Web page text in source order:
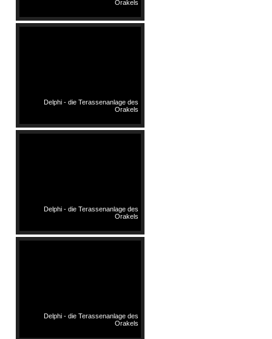
Orakels
Delphi - die Terassenanlage des
Orakels
Delphi - die Terassenanlage des
Orakels
Delphi - die Terassenanlage des
Orakels